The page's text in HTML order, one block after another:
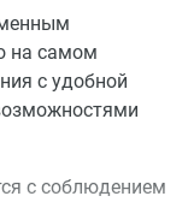
на самом
с удобной
с соблюдением